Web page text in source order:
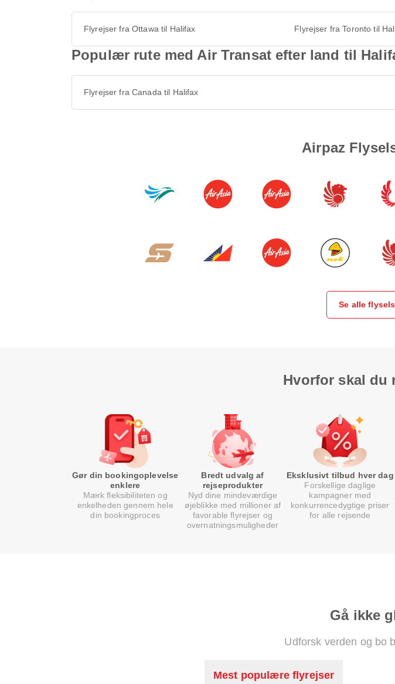
Flyrejser fra Ottawa til Halifax Flyrejser fra Toronto til
Populær rute med Air Transat efter land til
Flyrejser fra Canada til Halifax
Airpaz
Se alle
Hvorfor skal du
Gør din bookingoplevelse
enklere
Mærk fleksibiliteten og
enkelheden gennem hele
din bookingproces
Bredt udvalg af
rejseprodukter
Nyd dine mindeværdige
øjeblikke med millioner af
favorable flyrejser og
overnatningsmuligheder
Eksklusivt tilbud hver dag
Forskellige daglige
kampagner med
konkurrencedygtige priser
for alle rejsende
Gå ikke
Udforsk verden og bo
Mest populære flyrejser